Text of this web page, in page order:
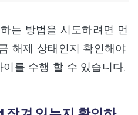
는 방법을 시도하려면 먼
해제 상태인지 확인해야
를 수행 할 수 있습니다.